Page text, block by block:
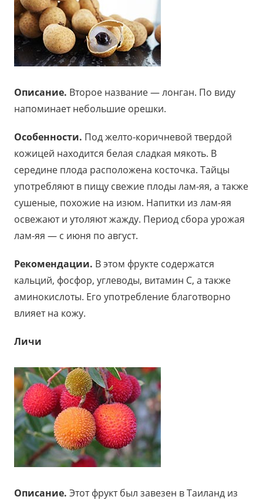
Описание. Второе название — лонган. По виду
напоминает небольшие орешки.
Особенности. Под желто-коричневой твердой
кожицей находится белая сладкая мякоть. В
середине плода расположена косточка. Тайцы
употребляют в пищу свежие плоды лам-яя, а также
сушеные, похожие на изюм. Напитки из лам-яя
освежают и утоляют жажду. Период сбора урожая
лам-яя — с июня по август.
Рекомендации. В этом фрукте содержатся
кальций, фосфор, углеводы, витамин С, а также
аминокислоты. Его употребление благотворно
влияет на кожу.
Личи
Описание. Этот фрукт был завезен в Таиланд из